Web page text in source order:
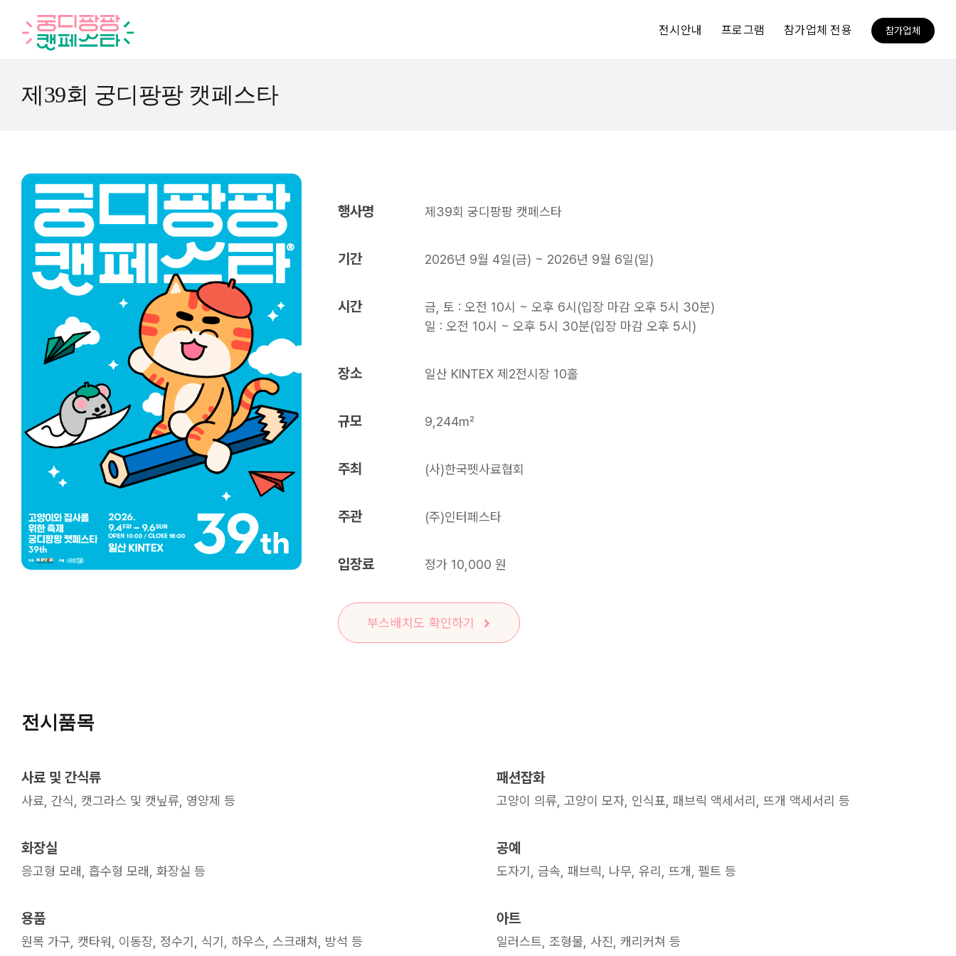
content
전시안내 프로그램 참가업체 전용 참가업체
제39회 궁디팡팡 캣페스타
행사명 제39회 궁디팡팡 캣페스타
기간 2026년 9월 4일(금) ~ 2026년 9월 6일(일)
시간
금, 토 : 오전 10시 ~ 오후 6시(입장 마감 오후 5시 30분)
일 : 오전 10시 ~ 오후 5시 30분(입장 마감 오후 5시)
장소 일산 KINTEX 제2전시장 10홀
규모 9,244㎡
주최 (사)한국펫사료협회
주관 (주)인터페스타
입장료 정가 10,000 원
부스배치도 확인하기
전시품목
사료 및 간식류
사료, 간식, 캣그라스 및 캣닢류, 영양제 등
패션잡화
고양이 의류, 고양이 모자, 인식표, 패브릭 액세서리, 뜨개 액세서리 등
화장실
응고형 모래, 흡수형 모래, 화장실 등
공예
도자기, 금속, 패브릭, 나무, 유리, 뜨개, 펠트 등
용품
원목 가구, 캣타워, 이동장, 정수기, 식기, 하우스, 스크래쳐, 방석 등
아트
일러스트, 조형물, 사진, 캐리커쳐 등